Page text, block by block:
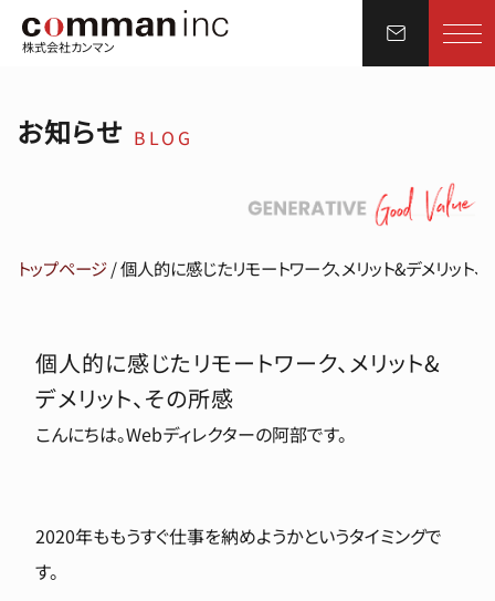
株式会社カンマン
お知らせ BLOG
トップページ/個人的に感じたリモートワーク、メリット&デメリット、
個人的に感じたリモートワーク、メリット&
デメリット、その所感
こんにちは。Webディレクターの阿部です。
2020年ももうすぐ仕事を納めようかというタイミングで
す。